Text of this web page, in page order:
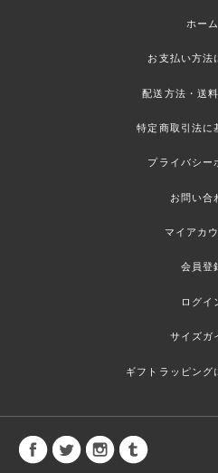
ホーム
お支払い方法
配送方法・送
特定商取引法に
プライバシー
お問い合
マイアカ
会員登
ログイ
サイズガ
ギフトラッピング